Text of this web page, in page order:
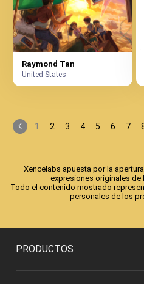
Raymond Tan
United States
1 2 3 4 5 6 7
Xencelabs apuesta por la
expresiones originales de
Todo el contenido mostrado
personales de los
PRODUCTOS